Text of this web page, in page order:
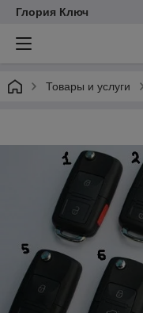
Глория Ключ
Товары и услуги